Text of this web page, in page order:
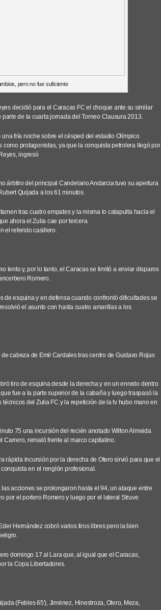
pero no fue suficiente
decidió para el Caracas FC el choque ante su similar
de la cuarta jornada del Torneo Clausura 2013.
fría noche sobre el césped del estadio Olímpico
protagonistas, ya que la conquista petrolera llegó por
ingresó
árbitro del principal Candelario Andarcia tuvo su apertura
Quijada a los 61 minutos.
tras cuatro empates y la misma lo catapulta hacia el
ahora el Zulia cae por tercera
el referido casillero.
lento y, por lo tanto, el Caracas se limitó a enviar disparos
Romero.
de esquina y en defensa cuando confrontó dificultades se
el asunto con hasta cuatro amarillas a los
cabeza de Emil Cardales tras centro de Gustavo Rojas
tiro de esquina desde la derecha y en un enredo dentro
fue a la parte superior de la cabaña y luego traspasó la
del Zulia FC y la repetición de la tv hubo mano en
75 una incursión del recién anotado Wilton Almeida
remató frente al marco capitalino.
rápida incursión por la derecha de Otero sirvió para que el
en el renglón profesional.
acciones se prolongaron hasta el 94, un ataque entre
por el portero Romero y luego por el lateral Struve
Hernández cobró varios tiros libres pero la bien
domingo 17 al Lara que, al igual que el Caracas,
la Copa Libertadores.
(Febles 65′), Jiménez, Hinestroza, Otero, Meza,